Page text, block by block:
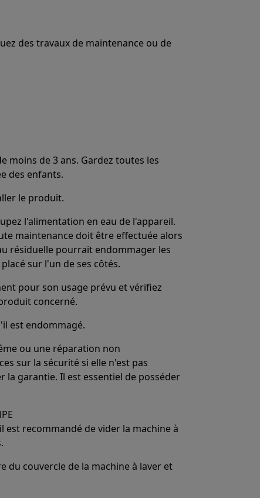
des travaux de maintenance ou de
moins de 3 ans. Gardez toutes les
des enfants.
le produit.
l'alimentation en eau de l'appareil.
maintenance doit être effectuée alors
résiduelle pourrait endommager les
sur l'un de ses côtés.
pour son usage prévu et vérifiez
concerné.
est endommagé.
ou une réparation non
sur la sécurité si elle n'est pas
garantie. Il est essentiel de posséder
est recommandé de vider la machine à
du couvercle de la machine à laver et